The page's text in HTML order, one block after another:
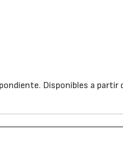
Disponibles a